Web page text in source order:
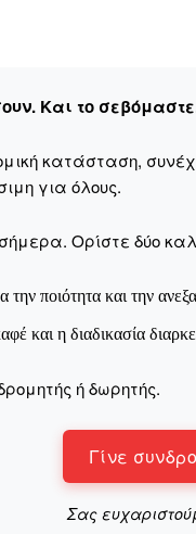
Εφημερίδα
Και το
κατάσταση,
για όλους.
Ορίστε δύο
ποιότητα και την
και η διαδικασία
ή δωρητής.
Γίνε
Σας